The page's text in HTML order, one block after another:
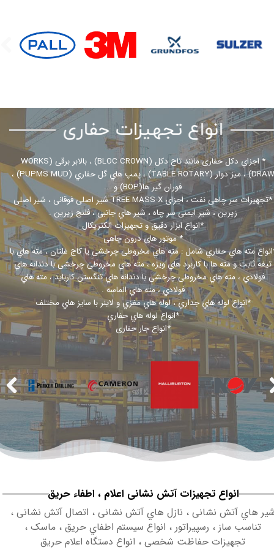
* اجزاي دکل حفاری مانند تاج دکل (BLOC CROWN) ، بالابر برقی (WORKS
DRAW) ، میز دوار (TABLE ROTARY) ، پمپ هاي گل حفاري (PUPMS MUD) ،
فوران گیر ها(BOP) و ...
*تجهیزات سر چاهی نفت ، اجزای TREE MASS-X شیر اصلی فوقانی ، شیر اصلی
زیرین ، شیر ایمنی سر چاه ، شیر هاي جانبی ، فلنج زیرین .
*انواع ابزار دقیق و تجهیزات الکتریکال
* موتور های درون چاهی
مته هاي حفاري شامل : مته هاي مخروطی چرخشی یا کاج غلتان ، مته هاي با
تیغه ثابت و مته ها با کاربرد هاي ویژه ، مته هاي مخروطی چرخشی با دندانه هاي
فولادي ، مته هاي مخروطی چرخشی با دندانه هاي تنگستن کارباید ، مته هاي
فولادي ، مته هاي الماسه .
*انواع لوله هاي جداري ، لوله هاي مغزي و لاینر با سایز هاي مختلف
​​​​​​​*انواع لوله هاي حفاري
​​​​​​​*انواع جار حفاری
انواع تجهیزات حفاری
انواع تجهیزات آتش نشانی اعلام ، اطفاء حریق​​​​​​​
هاي آتش نشانی ، نازل هاي آتش نشانی ، اتصال آتش نشانی ،
تناسب ساز ، رسپیراتور ، انواع سیستم اطفاي حریق ، ماسک ،
تجهیزات حفاظت شخصی ، انواع دستگاه اعلام حریق